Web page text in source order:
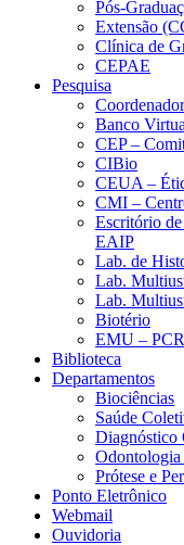
Pós-
Extensão
Clínica de
CEPAE
Pesquisa
Banco
CEP –
CIBio
CEUA –
CMI –
Escritório
EAIP
Lab. de
Lab.
Lab.
Biotério
EMU –
Biblioteca
Departamentos
Biociências
Saúde
Diagnóstico
Odontologia
Prótese e
Ponto Eletrônico
Webmail
Ouvidoria